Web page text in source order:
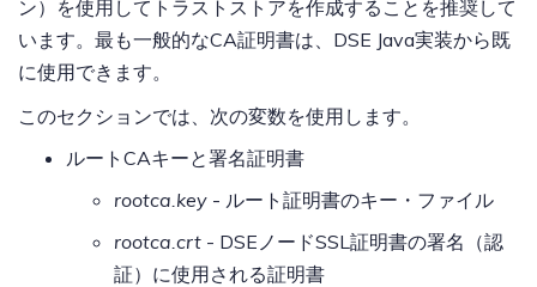
ン）を使用してトラストストアを作成することを推奨して
います。最も一般的なCA証明書は、DSE Java実装から既
に使用できます。
このセクションでは、次の変数を使用します。
ルートCAキーと署名証明書
rootca.key - ルート証明書のキー・ファイル
rootca.crt - DSEノードSSL証明書の署名（認
証）に使用される証明書